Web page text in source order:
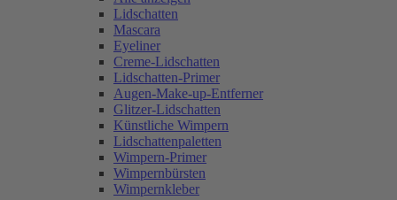
Lidschatten
Mascara
Eyeliner
Creme-Lidschatten
Lidschatten-Primer
Augen-Make-up-Entferner
Glitzer-Lidschatten
Künstliche Wimpern
Lidschattenpaletten
Wimpern-Primer
Wimpernbürsten
Wimpernkleber